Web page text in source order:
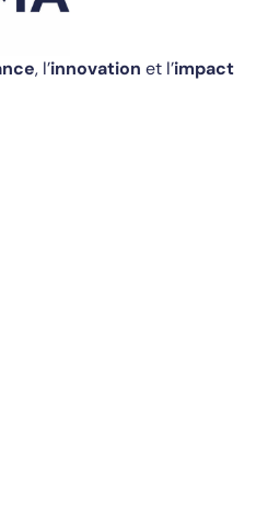
, l’innovation et l’impact